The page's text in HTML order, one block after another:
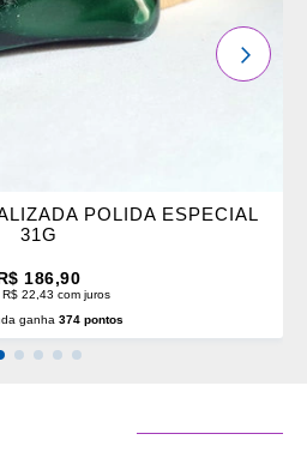
POLIDA ESPECIAL
31G
186,90
22,43 com juros
ganha 374 pontos